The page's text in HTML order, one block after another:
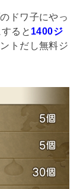
ドワ子にやっ
ると 1400ジ
トだし無料ジ